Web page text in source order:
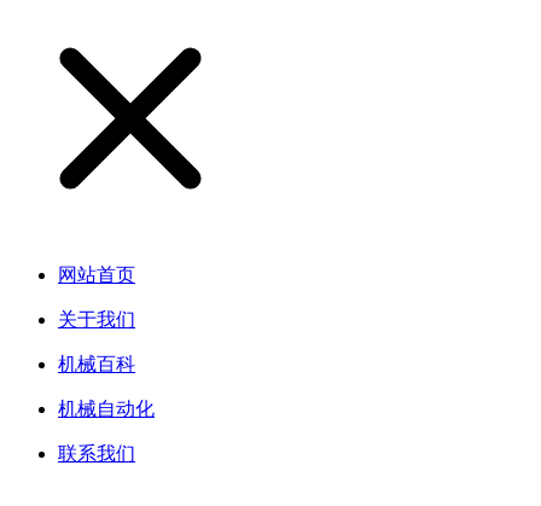
网站首页
关于我们
机械百科
机械自动化
联系我们